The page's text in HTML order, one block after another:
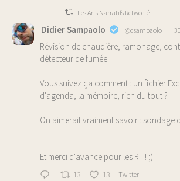
Les Arts Narratifs Retweeté
Didier Sampaolo @dsampaolo ·
Révision de chaudière, ramonage,
détecteur de fumée…
Vous suivez ça comment : un fichier
d'agenda, la mémoire, rien du tout ?
On aimerait vraiment savoir : sondage
Et merci d'avance pour les RT ! ;)
13 13 Twitter